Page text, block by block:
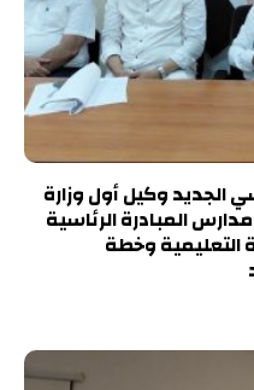
الجديد وكيل أول وزارة
المبادرة الرئاسية
التعليمية وخطة